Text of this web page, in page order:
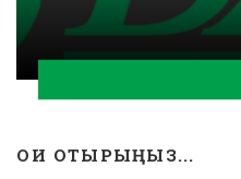
ОҚИ ОТЫРЫҢЫЗ...